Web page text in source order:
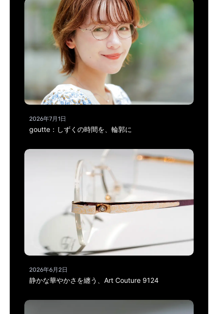
2026年7月1日
goutte：しずくの時間を、輪郭に
2026年6月2日
静かな華やかさを纏う、Art Couture 9124